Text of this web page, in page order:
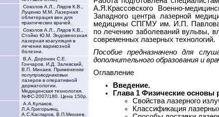
Соколов А.Л., Лядов К.В.,
Луценко М.М. Лазерная
облитерация вен для
практических врачей.
Соколов А.Л., Лядов К.В.,
Стойко Ю.М. Эндовенозная
лазерная коагуляция в
лечении варикозной
болезни.
В.А. Доронин С.Е.
Гончаров, И.Д. Залевский,
В.П. Минаев. Применение
полупроводниковых
лазеров в оперативной
дерматологии.
Медицинская технология.
№ФС-2007/180. Цена 150р.
А.А.Кулаков,
Л.А.Григорьянц,
А.С.Каспаров, В.П.Минаев.
А.Я.Крассовского Военно-
Западного центра лазерной
медицины СПГМУ им. И.П.
по лечению заболеваний вульвы,
современных лазерных технологий.
Пособие предназначено для
дополнительного образования и
Оглавление
Введение.
Глава 1 Физические основы
Свойства лазерного
Классификация